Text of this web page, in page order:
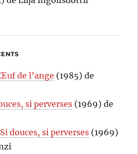
de l’ange (1985) de
si perverses (1969) de
Si douces, si perverses (1969)